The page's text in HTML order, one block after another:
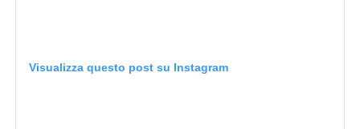
Visualizza questo post su Instagram